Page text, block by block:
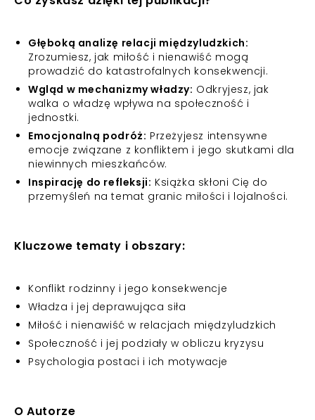
Głęboką analizę relacji międzyludzkich:
Zrozumiesz, jak miłość i nienawiść mogą
prowadzić do katastrofalnych konsekwencji.
Wgląd w mechanizmy władzy: Odkryjesz, jak
walka o władzę wpływa na społeczność i
jednostki.
Emocjonalną podróż: Przeżyjesz intensywne
emocje związane z konfliktem i jego skutkami dla
niewinnych mieszkańców.
Inspirację do refleksji: Książka skłoni Cię do
przemyśleń na temat granic miłości i lojalności.
Kluczowe tematy i obszary:
Konflikt rodzinny i jego konsekwencje
Władza i jej deprawująca siła
Miłość i nienawiść w relacjach międzyludzkich
Społeczność i jej podziały w obliczu kryzysu
Psychologia postaci i ich motywacje
O Autorze